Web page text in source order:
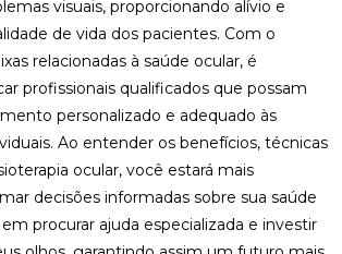
visuais, proporcionando alívio e
de vida dos pacientes. Com o
relacionadas à saúde ocular, é
profissionais qualificados que possam
personalizado e adequado às
Ao entender os benefícios, técnicas
ocular, você estará mais
decisões informadas sobre sua saúde
procurar ajuda especializada e investir
DE VIDA